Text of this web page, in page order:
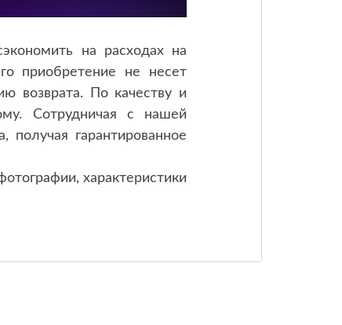
на расходах на
приобретение не несет
возврата. По качеству и
Сотрудничая с нашей
гарантированное
характеристики